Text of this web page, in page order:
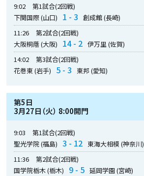
9:02
第1試合(2回戦)
下関国際 (山口)
1 - 3
創成館 (長崎)
11:26
第2試合(2回戦)
大阪桐蔭 (大阪)
14 - 2 伊万里 (佐賀)
14:02
第3試合(2回戦)
花巻東 (岩手)
5 - 3 東邦 (愛知)
第5日
3月27日（火） 8:00開門
9:03
第1試合(2回戦)
聖光学院 (福島)
3 - 12 東海大相模 (神奈川)
11:36
第2試合(2回戦)
国学院栃木 (栃木)
9 - 5 延岡学園 (宮崎)